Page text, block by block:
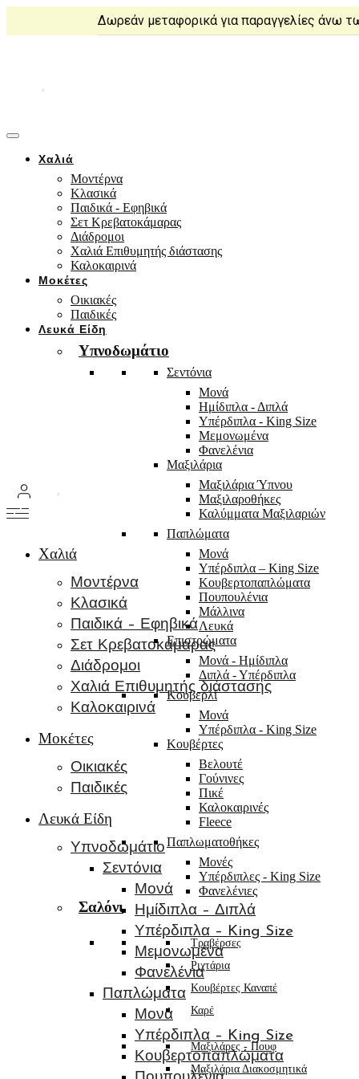
Δωρεάν μεταφορικά για παραγγελίες άνω
Χαλιά
Μοντέρνα
Κλασικά
Παιδικά - Εφηβικά
Σετ Κρεβατοκάμαρας
Διάδρομοι
Χαλιά Επιθυμητής διάστασης
Καλοκαιρινά
Μοκέτες
Οικιακές
Παιδικές
Λευκά Είδη
Υπνοδωμάτιο
Σεντόνια
Μονά
Ημίδιπλα - Διπλά
Υπέρδιπλα - King Size
Μεμονωμένα
Φανελένια
Μαξιλάρια
Μαξιλάρια Ύπνου
Μαξιλαροθήκες
Καλύμματα Μαξιλαριών
Παπλώματα
Μονά
Υπέρδιπλα – King Size
Κουβερτοπαπλώματα
Πουπουλένια
Μάλλινα
Λευκά
Επιστρώματα
Μονά - Ημίδιπλα
Διπλά - Υπέρδιπλα
Κουβερλί
Μονά
Υπέρδιπλα - King Size
Κουβέρτες
Βελουτέ
Γούνινες
Πικέ
Καλοκαιρινές
Fleece
Παπλωματοθήκες
Μονές
Υπέρδιπλες - King Size
Φανελένιες
Σαλόνι
Τραβέρσες
Ριχτάρια
Κουβέρτες Καναπέ
Καρέ
Μαξιλάρες - Πουφ
Μαξιλάρια Διακοσμητικά
Χαλιά
Μοντέρνα
Κλασικά
Παιδικά – Εφηβικά
Σετ Κρεβατοκάμαρας
Διάδρομοι
Χαλιά Επιθυμητής διάστασης
Καλοκαιρινά
Μοκέτες
Οικιακές
Παιδικές
Λευκά Είδη
Υπνοδωμάτιο
Σεντόνια
Μονά
Ημίδιπλα – Διπλά
Υπέρδιπλα – King Size
Μεμονωμένα
Φανελένια
Παπλώματα
Μονά
Υπέρδιπλα – King Size
Κουβερτοπαπλώματα